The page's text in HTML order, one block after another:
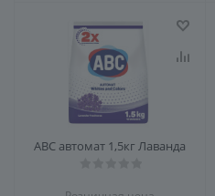
АВС автомат 1,5кг Лаванда